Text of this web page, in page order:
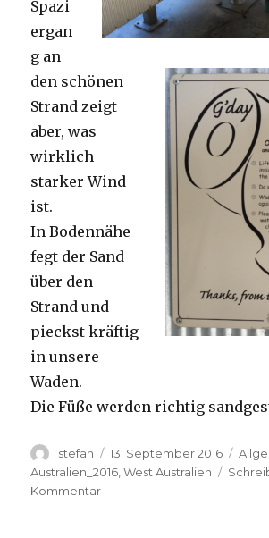
Spazi
ergan
g an
den schönen
Strand zeigt
aber, was
wirklich
starker Wind
ist.
In Bodennähe
fegt der Sand
über den
Strand und
pieckst kräftig
in unsere
Waden.
Die Füße werden richtig
Autor
stefan
Veröffentlicht
am
13. September 2016
Australien_2016 ,West Australien
Kommentarzu